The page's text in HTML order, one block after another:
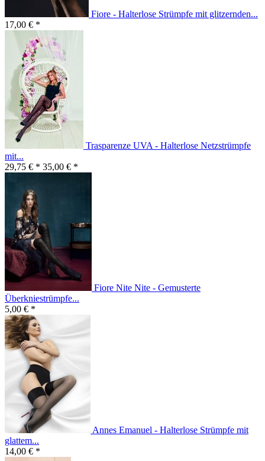
Fiore - Halterlose Strümpfe mit glitzernden...
17,00 € *
Trasparenze UVA - Halterlose Netzstrümpfe
mit...
29,75 € * 35,00 € *
Fiore Nite Nite - Gemusterte
Überkniestrümpfe...
5,00 € *
Annes Emanuel - Halterlose Strümpfe mit
glattem...
14,00 € *